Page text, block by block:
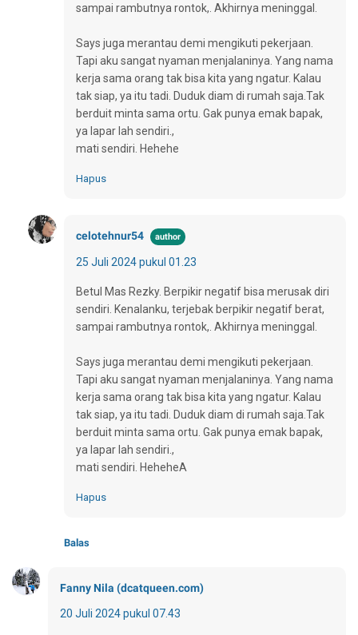
sampai rambutnya rontok,. Akhirnya meninggal.
Says juga merantau demi mengikuti pekerjaan.
Tapi aku sangat nyaman menjalaninya. Yang nama
kerja sama orang tak bisa kita yang ngatur. Kalau
tak siap, ya itu tadi. Duduk diam di rumah saja.Tak
berduit minta sama ortu. Gak punya emak bapak,
ya lapar lah sendiri.,
mati sendiri. Hehehe
Hapus
celotehnur54
25 Juli 2024 pukul 01.23
Betul Mas Rezky. Berpikir negatif bisa merusak diri
sendiri. Kenalanku, terjebak berpikir negatif berat,
sampai rambutnya rontok,. Akhirnya meninggal.
Says juga merantau demi mengikuti pekerjaan.
Tapi aku sangat nyaman menjalaninya. Yang nama
kerja sama orang tak bisa kita yang ngatur. Kalau
tak siap, ya itu tadi. Duduk diam di rumah saja.Tak
berduit minta sama ortu. Gak punya emak bapak,
ya lapar lah sendiri.,
mati sendiri. HeheheA
Hapus
Balas
Fanny Nila (dcatqueen.com)
20 Juli 2024 pukul 07.43